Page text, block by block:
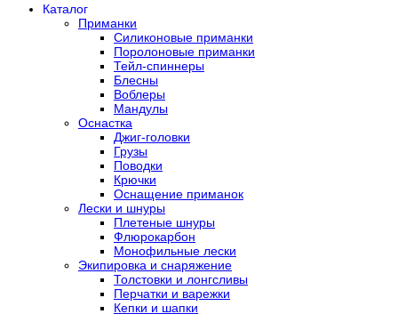
Каталог
Приманки
Силиконовые приманки
Поролоновые приманки
Тейл-спиннеры
Блесны
Воблеры
Мандулы
Оснастка
Джиг-головки
Грузы
Поводки
Крючки
Оснащение приманок
Лески и шнуры
Плетеные шнуры
Флюрокарбон
Монофильные лески
Экипировка и снаряжение
Толстовки и лонгсливы
Перчатки и варежки
Кепки и шапки